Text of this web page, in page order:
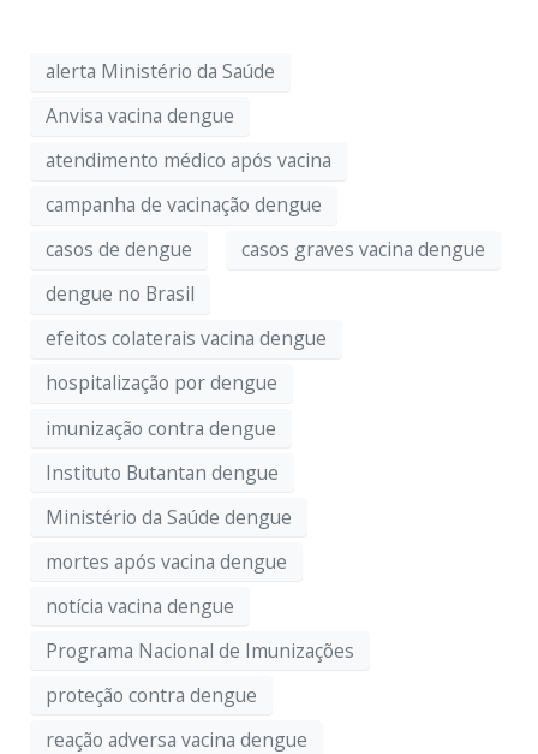
alerta Ministério da Saúde
Anvisa vacina dengue
atendimento médico após vacina
campanha de vacinação dengue
casos de dengue
casos graves vacina dengue
dengue no Brasil
efeitos colaterais vacina dengue
hospitalização por dengue
imunização contra dengue
Instituto Butantan dengue
Ministério da Saúde dengue
mortes após vacina dengue
notícia vacina dengue
Programa Nacional de Imunizações
proteção contra dengue
reação adversa vacina dengue